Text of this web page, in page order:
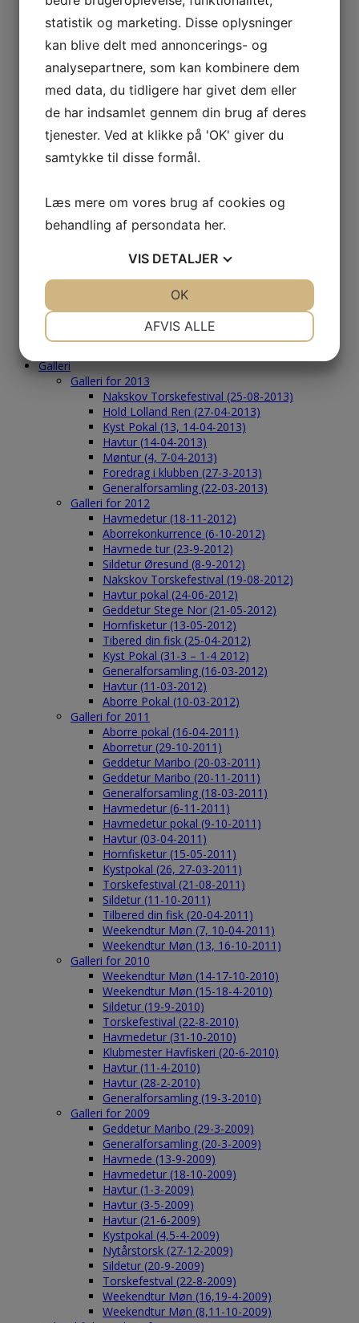
2005
2004
Årets Største & Klubrekorder
2025
2024
2023
2022
2021
2020
2019
2017
2016
2015
Fra 2009 til 1970
Klubrekorder 1970-2025
Galleri
Galleri for 2013
Nakskov Torskefestival (25-08-2013)
Hold Lolland Ren (27-04-2013)
Kyst Pokal (13, 14-04-2013)
Havtur (14-04-2013)
Møntur (4, 7-04-2013)
Foredrag i klubben (27-3-2013)
Generalforsamling (22-03-2013)
Galleri for 2012
Havmedetur (18-11-2012)
Aborrekonkurrence (6-10-2012)
Havmede tur (23-9-2012)
Sildetur Øresund (8-9-2012)
Nakskov Torskefestival (19-08-2012)
Havtur pokal (24-06-2012)
Geddetur Stege Nor (21-05-2012)
Hornfisketur (13-05-2012)
Tibered din fisk (25-04-2012)
Kyst Pokal (31-3 – 1-4 2012)
Generalforsamling (16-03-2012)
Havtur (11-03-2012)
Aborre Pokal (10-03-2012)
Galleri for 2011
Aborre pokal (16-04-2011)
Aborretur (29-10-2011)
Geddetur Maribo (20-03-2011)
Geddetur Maribo (20-11-2011)
Generalforsamling (18-03-2011)
Havmedetur (6-11-2011)
Havmedetur pokal (9-10-2011)
Havtur (03-04-2011)
Hornfisketur (15-05-2011)
Kystpokal (26, 27-03-2011)
Torskefestival (21-08-2011)
Sildetur (11-10-2011)
Tilbered din fisk (20-04-2011)
Weekendtur Møn (7, 10-04-2011)
Weekendtur Møn (13, 16-10-2011)
Galleri for 2010
Weekendtur Møn (14-17-10-2010)
Weekendtur Møn (15-18-4-2010)
Sildetur (19-9-2010)
Torskefestival (22-8-2010)
Havmedetur (31-10-2010)
Klubmester Havfiskeri (20-6-2010)
Havtur (11-4-2010)
Havtur (28-2-2010)
Generalforsamling (19-3-2010)
Galleri for 2009
Geddetur Maribo (29-3-2009)
Generalforsamling (20-3-2009)
Havmede (13-9-2009)
Havmedetur (18-10-2009)
Havtur (1-3-2009)
Havtur (3-5-2009)
Havtur (21-6-2009)
Kystpokal (4,5-4-2009)
Nytårstorsk (27-12-2009)
Sildetur (20-9-2009)
Torskefestval (22-8-2009)
Weekendtur Møn (16,19-4-2009)
Weekendtur Møn (8,11-10-2009)
statistik og marketing. Disse oplysninger
kan blive delt med annoncerings- og
analysepartnere, som kan kombinere dem
med data, du tidligere har givet dem eller
de har indsamlet gennem din brug af deres
tjenester. Ved at klikke på 'OK' giver du
samtykke til disse formål.
Læs mere om vores brug af cookies og
behandling af persondata her.
VIS DETALJER
MARKETING
AFVIS ALLE
OK